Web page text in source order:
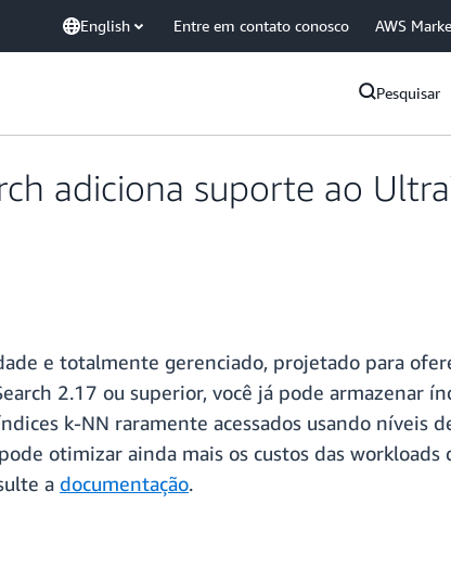
English Entre em contato conosco AWS
Pesquisar
adiciona suporte ao
e totalmente gerenciado, projetado para
2.17 ou superior, você já pode armazenar
k-NN raramente acessados usando níveis
otimizar ainda mais os custos das
a documentação.